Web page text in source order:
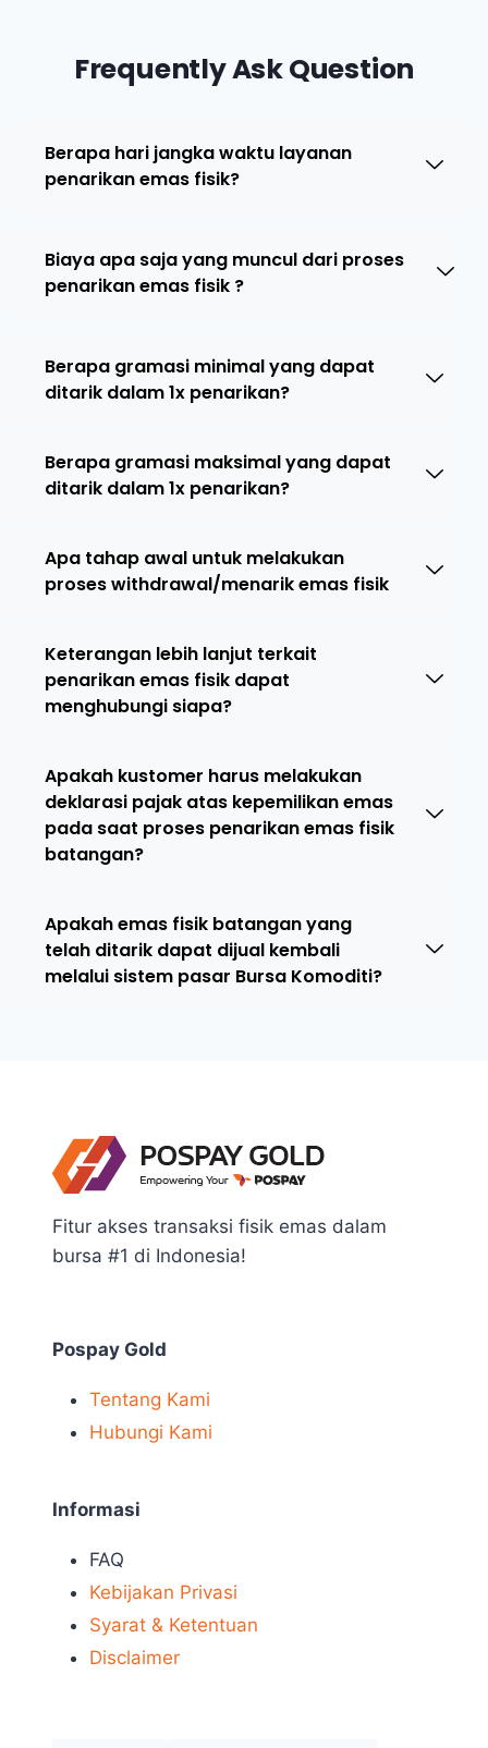
Frequently Ask Question
Berapa hari jangka waktu layanan
penarikan emas fisik?
Biaya apa saja yang muncul dari proses
penarikan emas fisik ?
Berapa gramasi minimal yang dapat
ditarik dalam 1x penarikan?
Berapa gramasi maksimal yang dapat
ditarik dalam 1x penarikan?
Apa tahap awal untuk melakukan
proses withdrawal/menarik emas fisik
Keterangan lebih lanjut terkait
penarikan emas fisik dapat
menghubungi siapa?
Apakah kustomer harus melakukan
deklarasi pajak atas kepemilikan emas
pada saat proses penarikan emas fisik
batangan?
Apakah emas fisik batangan yang
telah ditarik dapat dijual kembali
melalui sistem pasar Bursa Komoditi?
Fitur akses transaksi fisik emas dalam
bursa #1 di Indonesia!
Pospay Gold
Tentang Kami
Hubungi Kami
Informasi
FAQ
Kebijakan Privasi
Syarat & Ketentuan
Disclaimer